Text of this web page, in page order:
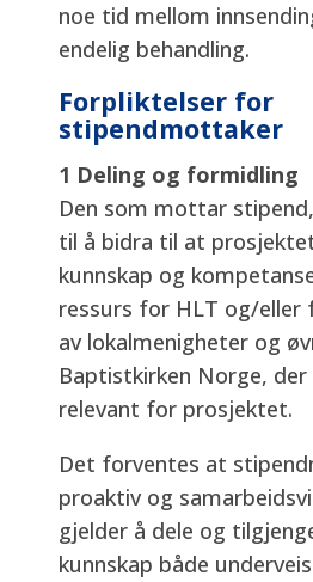
noe tid mellom
endelig behandling.
Forpliktelser for
stipendmottaker
1 Deling og formidling
Den som mottar
til å bidra til at
kunnskap og
ressurs for HLT og/eller
av lokalmenigheter og
Baptistkirken Norge,
relevant for prosjektet.
Det forventes at
proaktiv og
gjelder å dele og
kunnskap både